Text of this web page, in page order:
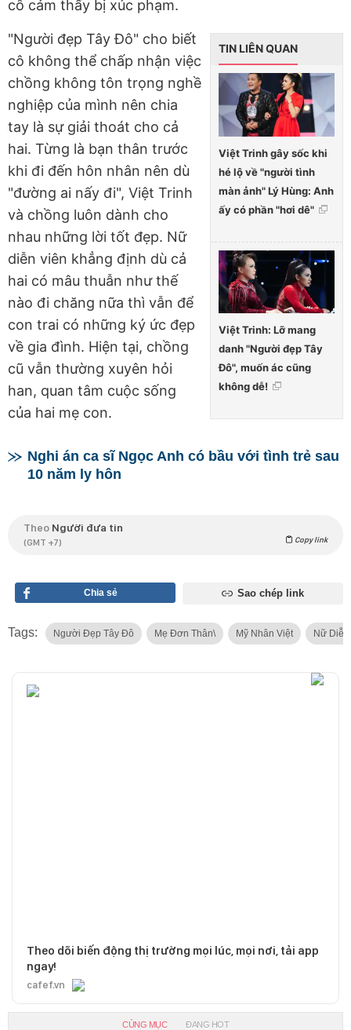
cô cảm thấy bị xúc phạm.
TIN LIÊN QUAN
Việt Trinh gây sốc khi
hé lộ về "người tình
màn ảnh" Lý Hùng: Anh
ấy có phần "hơi dê"
Việt Trinh: Lỡ mang
danh "Người đẹp Tây
Đô", muốn ác cũng
không dễ!
"Người đẹp Tây Đô" cho biết
cô không thể chấp nhận việc
chồng không tôn trọng nghề
nghiệp của mình nên chia
tay là sự giải thoát cho cả
hai. Từng là bạn thân trước
khi đi đến hôn nhân nên dù
"đường ai nấy đi", Việt Trinh
và chồng luôn dành cho
nhau những lời tốt đẹp. Nữ
diễn viên khẳng định dù cả
hai có mâu thuẫn như thế
nào đi chăng nữa thì vẫn để
con trai có những ký ức đẹp
về gia đình. Hiện tại, chồng
cũ vẫn thường xuyên hỏi
han, quan tâm cuộc sống
của hai mẹ con.
Nghi án ca sĩ Ngọc Anh có bầu với tình trẻ sau
10 năm ly hôn
Theo Người đưa tin
(GMT +7) Copy link
Chia sẻ Sao chép link
Tags: Người Đẹp Tây Đô Mẹ Đơn Thân\ Mỹ Nhân Việt Nữ
Theo dõi biến động thị trường mọi lúc, mọi nơi, tải app
ngay!
cafef.vn
CÙNG MỤC ĐANG HOT